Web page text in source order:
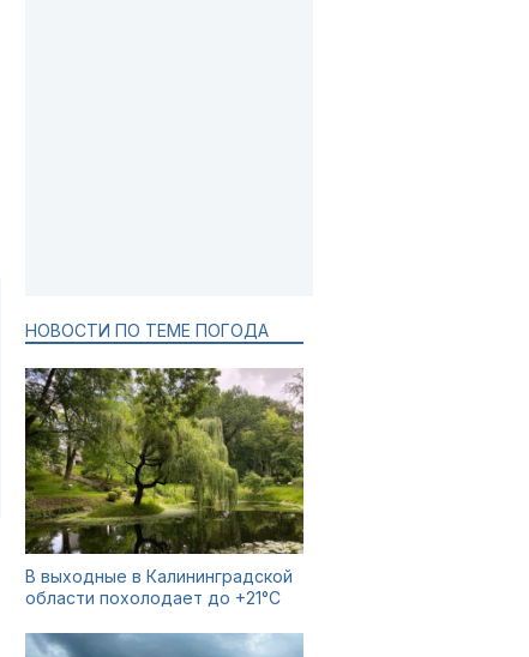
НОВОСТИ ПО ТЕМЕ ПОГОДА
В выходные в Калининградской
области похолодает до +21°C